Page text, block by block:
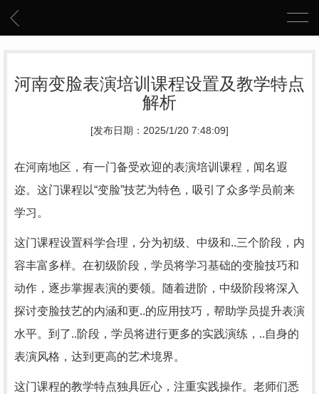
河南变脸表演培训课程设置及教学特点
解析
[发布日期：2025/1/20 7:48:09]
在河南地区，有一门备受欢迎的表演培训课程，闻名遐
迩。这门课程以“变脸”技艺为特色，吸引了众多学员前来
学习。
这门课程设置科学合理，分为初级、中级和..三个阶段，内
容丰富多样。在初级阶段，学员将学习基础的变脸技巧和
动作，逐步掌握表演的要领。随着进阶，中级阶段将深入
探讨变脸技艺的内涵和更..的应用技巧，帮助学员提升表演
水平。到了..阶段，学员将进行更多的实践演练，..自身的
表演风格，达到更高的艺术境界。
这门课程的教学特点独具匠心，注重实践操作。老师们悉